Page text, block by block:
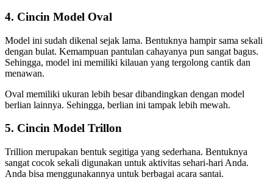
4. Cincin Model Oval
Model ini sudah dikenal sejak lama. Bentuknya hampir sama sekali
dengan bulat. Kemampuan pantulan cahayanya pun sangat bagus.
Sehingga, model ini memiliki kilauan yang tergolong cantik dan
menawan.
Oval memiliki ukuran lebih besar dibandingkan dengan model
berlian lainnya. Sehingga, berlian ini tampak lebih mewah.
5. Cincin Model Trillon
Trillion merupakan bentuk segitiga yang sederhana. Bentuknya
sangat cocok sekali digunakan untuk aktivitas sehari-hari Anda.
Anda bisa menggunakannya untuk berbagai acara santai.